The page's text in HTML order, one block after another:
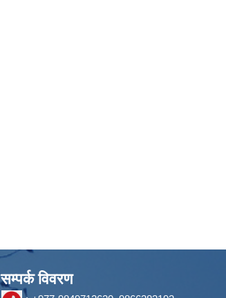
सम्पर्क विवरण